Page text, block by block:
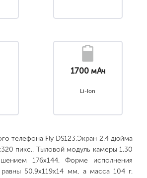
1700 мАч
Li-Ion
телефона Fly DS123.Экран 2.4 дюйма
пикс.. Тыловой модуль камеры 1.30
176x144. Форме исполнения
50.9x119x14 мм, а масса 104 г.